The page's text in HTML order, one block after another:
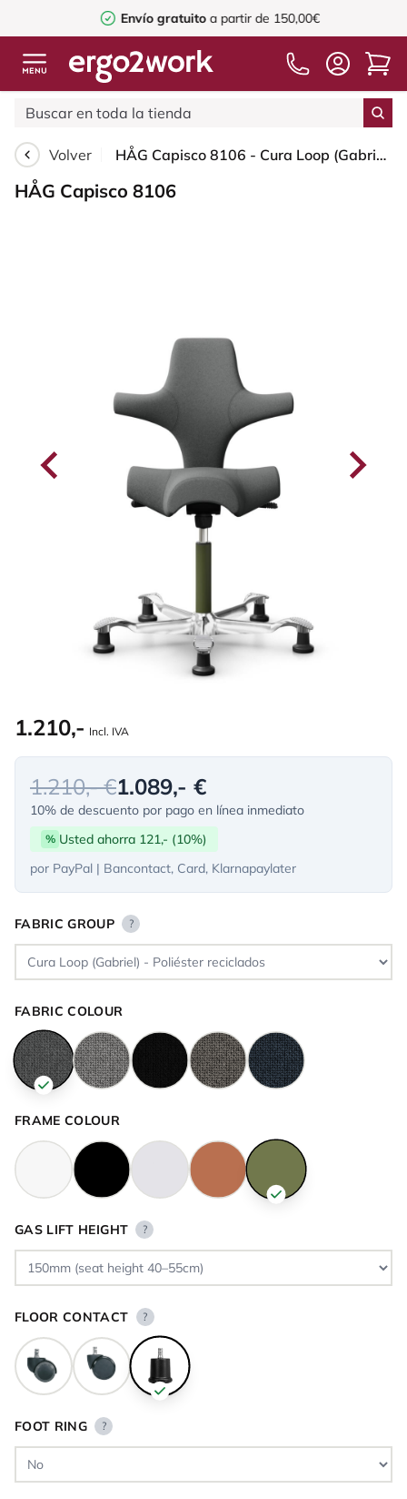
Envío gratuitoa partir de 150,00€
Volver HÅG Capisco 8106 - Cura Loop (Gabriel) - Poliéster reciclados - CLP60109 - Grey - Moss Grey - 150mm (seat height 40–55cm) - Glides
HÅG Capisco 8106
1.210,- Incl. IVA
1.210,- €1.089,- €
10% de descuento por pago en línea inmediato
% Usted ahorra 121,- (10%)
por PayPal | Bancontact, Card, Klarnapaylater
FABRIC GROUP ?
FABRIC COLOUR
FRAME COLOUR
GAS LIFT HEIGHT ?
FLOOR CONTACT ?
FOOT RING ?